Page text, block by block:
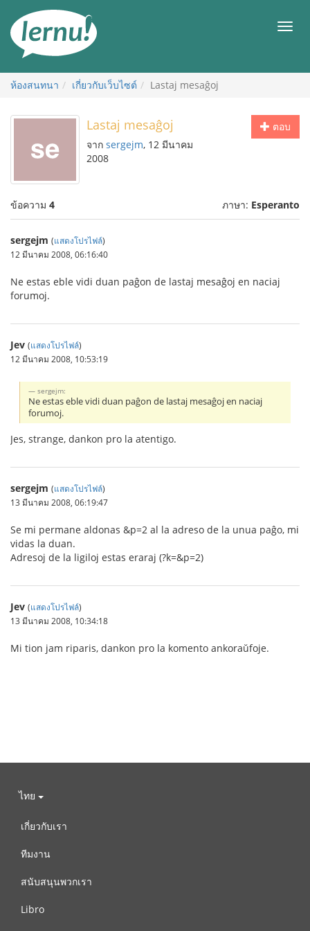
สารบัญ
เมนู
ห้องสนทนา เกี่ยวกับเว็บไซต์ Lastaj mesaĝoj
ตอบ
Lastaj mesaĝoj
จาก sergejm, 12 มีนาคม
2008
ข้อความ 4 ภาษา: Esperanto
sergejm (แสดงโปรไฟล์)
12 มีนาคม 2008, 06:16:40
Ne estas eble vidi duan paĝon de lastaj mesaĝoj en naciaj
forumoj.
Jev (แสดงโปรไฟล์)
12 มีนาคม 2008, 10:53:19
sergejm:
Ne estas eble vidi duan paĝon de lastaj mesaĝoj en naciaj
forumoj.
Jes, strange, dankon pro la atentigo.
sergejm (แสดงโปรไฟล์)
13 มีนาคม 2008, 06:19:47
Se mi permane aldonas &p=2 al la adreso de la unua paĝo, mi
vidas la duan.
Adresoj de la ligiloj estas eraraj (?k=&p=2)
Jev (แสดงโปรไฟล์)
13 มีนาคม 2008, 10:34:18
Mi tion jam riparis, dankon pro la komento ankoraŭfoje.
ไทย
เกี่ยวกับเรา
ทีมงาน
สนับสนุนพวกเรา
Libro